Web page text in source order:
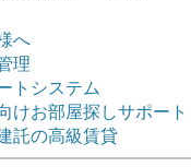
へ
理
トシステム
けお部屋探しサポート
託の高級賃貸